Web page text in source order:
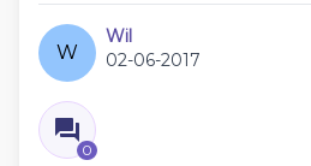
W
Wil
02-06-2017
0